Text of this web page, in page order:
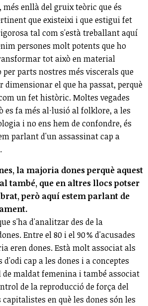
més enllà del gruix teòric que és
que existeixi i que estigui fet
tal com s'està treballant aquí
persones molt potents que ho
tot això en material
parts nostres més viscerals que
dimensionar el que ha passat, perquè
un fet històric. Moltes vegades
es fa més al·lusió al folklore, a les
i no ens hem de confondre, és
parlant d'un assassinat cap a
la majoria dones perquè aquest
també, que en altres llocs potser
però aquí estem parlant de
s'ha d'analitzar des de la
Entre el 80 i el 90 % d'acusades
eren dones. Està molt associat als
cap a les dones i a conceptes
de maldat femenina i també associat
de la reproducció de força del
en què les dones són les